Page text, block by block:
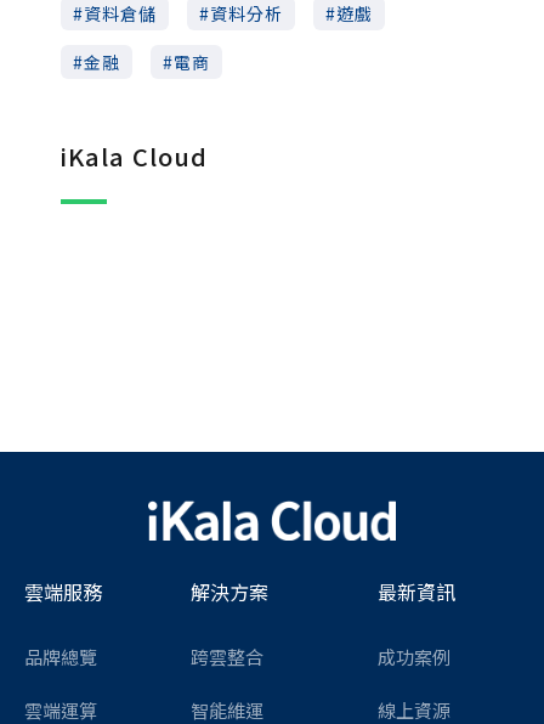
資料倉儲
資料分析
遊戲
金融
電商
iKala Cloud
雲端服務
品牌總覽
雲端運算
解決方案
跨雲整合
智能維運
最新資訊
成功案例
線上資源